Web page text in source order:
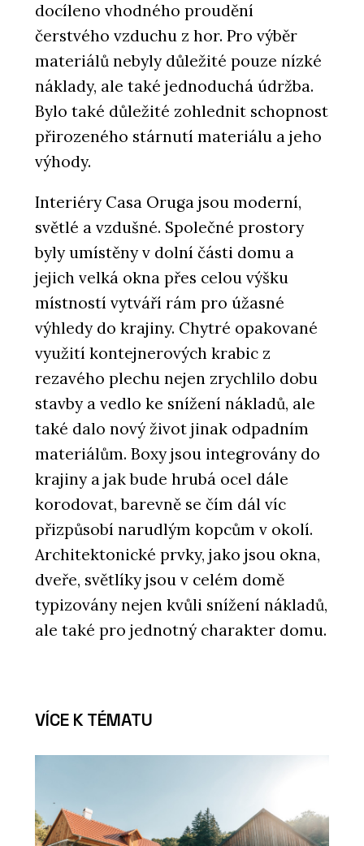
docíleno vhodného proudění
čerstvého vzduchu z hor. Pro výběr
materiálů nebyly důležité pouze nízké
náklady, ale také jednoduchá údržba.
Bylo také důležité zohlednit schopnost
přirozeného stárnutí materiálu a jeho
výhody.
Interiéry Casa Oruga jsou moderní,
světlé a vzdušné. Společné prostory
byly umístěny v dolní části domu a
jejich velká okna přes celou výšku
místností vytváří rám pro úžasné
výhledy do krajiny. Chytré opakované
využití kontejnerových krabic z
rezavého plechu nejen zrychlilo dobu
stavby a vedlo ke snížení nákladů, ale
také dalo nový život jinak odpadním
materiálům. Boxy jsou integrovány do
krajiny a jak bude hrubá ocel dále
korodovat, barevně se čím dál víc
přizpůsobí narudlým kopcům v okolí.
Architektonické prvky, jako jsou okna,
dveře, světlíky jsou v celém domě
typizovány nejen kvůli snížení nákladů,
ale také pro jednotný charakter domu.
VÍCE K TÉMATU